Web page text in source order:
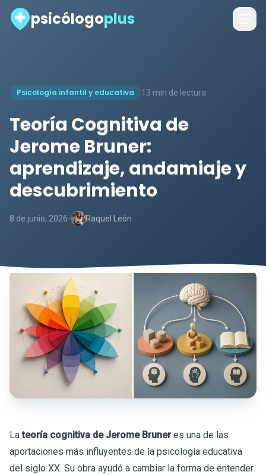
psicólogoplus
Psicología infantil y educativa 13 min de lectura
Teoría Cognitiva de
Jerome Bruner:
aprendizaje, andamiaje y
descubrimiento
8 de junio, 2026- Raquel León
Lateoría cognitiva de Jerome Bruneres una de las
aportaciones más influyentes de la psicología educativa
del siglo XX. Su obra ayudó a cambiar la forma de entender